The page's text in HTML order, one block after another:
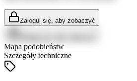
Zaloguj się, aby zobaczyć
Mapa podobieństw
Szczegóły techniczne